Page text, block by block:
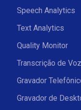
Speech Analytics
Text Analytics
Quality Monitor
Transcrição de Voz
Gravador
Gravador de